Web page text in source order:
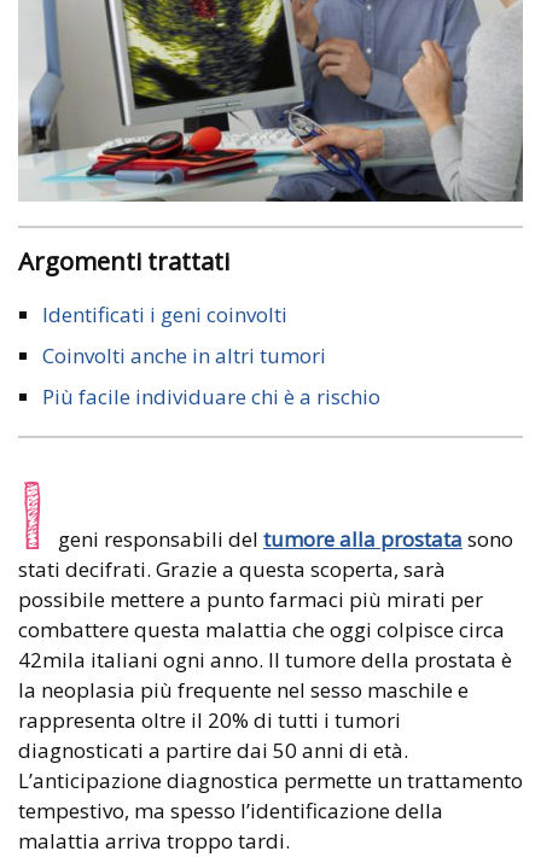
Argomenti trattati
Identificati i geni coinvolti
Coinvolti anche in altri tumori
Più facile individuare chi è a rischio
I geni responsabili del tumore alla prostata sono
stati decifrati. Grazie a questa scoperta, sarà
possibile mettere a punto farmaci più mirati per
combattere questa malattia che oggi colpisce circa
42mila italiani ogni anno. Il tumore della prostata è
la neoplasia più frequente nel sesso maschile e
rappresenta oltre il 20% di tutti i tumori
diagnosticati a partire dai 50 anni di età.
L’anticipazione diagnostica permette un trattamento
tempestivo, ma spesso l’identificazione della
malattia arriva troppo tardi.